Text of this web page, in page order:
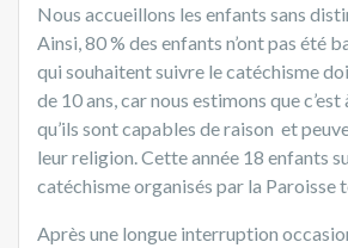
Nous accueillons les enfants sans
Ainsi, 80 % des enfants n’ont pas été
qui souhaitent suivre le catéchisme
de 10 ans, car nous estimons que
qu’ils sont capables de raison et
leur religion. Cette année 18 enfants
catéchisme organisés par la Paroisse
Après une longue interruption